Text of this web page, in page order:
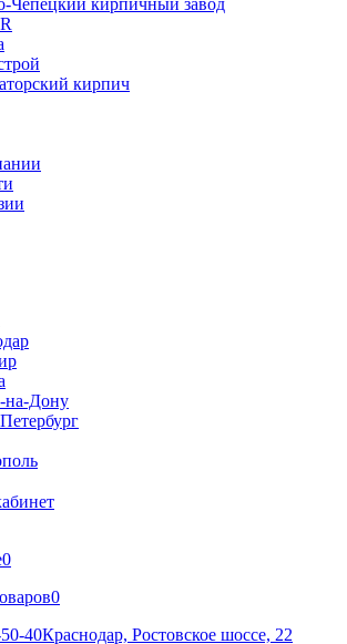
Чепецкий кирпичный завод
кирпич
на-Дону
0
0
40Краснодар, Ростовское шоссе, 22